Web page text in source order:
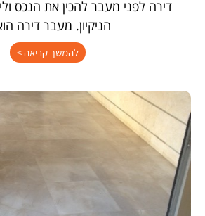
דירה לפני מעבר להכין את הנכס
הניקיון. מעבר דירה
להמשך קריאה >